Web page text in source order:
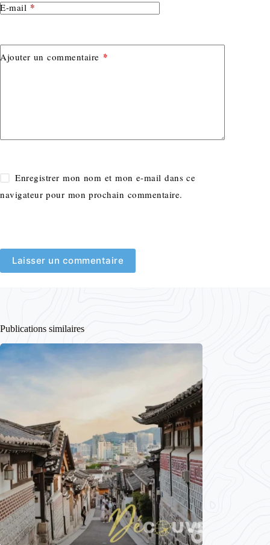
E-mail *
Ajouter un commentaire *
Enregistrer mon nom et mon e-mail dans ce
navigateur pour mon prochain commentaire.
Laisser un commentaire
Publications similaires